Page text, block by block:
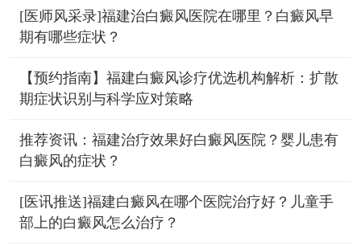
[医师风采录]福建治白癜风医院在哪里？白癜风早
期有哪些症状？
【预约指南】福建白癜风诊疗优选机构解析：扩散
期症状识别与科学应对策略
推荐资讯：福建治疗效果好白癜风医院？婴儿患有
白癜风的症状？
[医讯推送]福建白癜风在哪个医院治疗好？儿童手
部上的白癜风怎么治疗？